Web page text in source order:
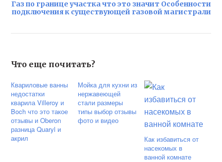
Газ по границе участка что это значит Особенности
подключения к существующей газовой магистрали
Что еще почитать?
Квариловые ванны
недостатки
кварила Villeroy и
Boch что это такое
отзывы и Oberon
разница Quaryl и
акрил
Мойка для кухни из
нержавеющей
стали размеры
типы выбор отзывы
фото и видео
Как избавиться от
насекомых в
ванной комнате